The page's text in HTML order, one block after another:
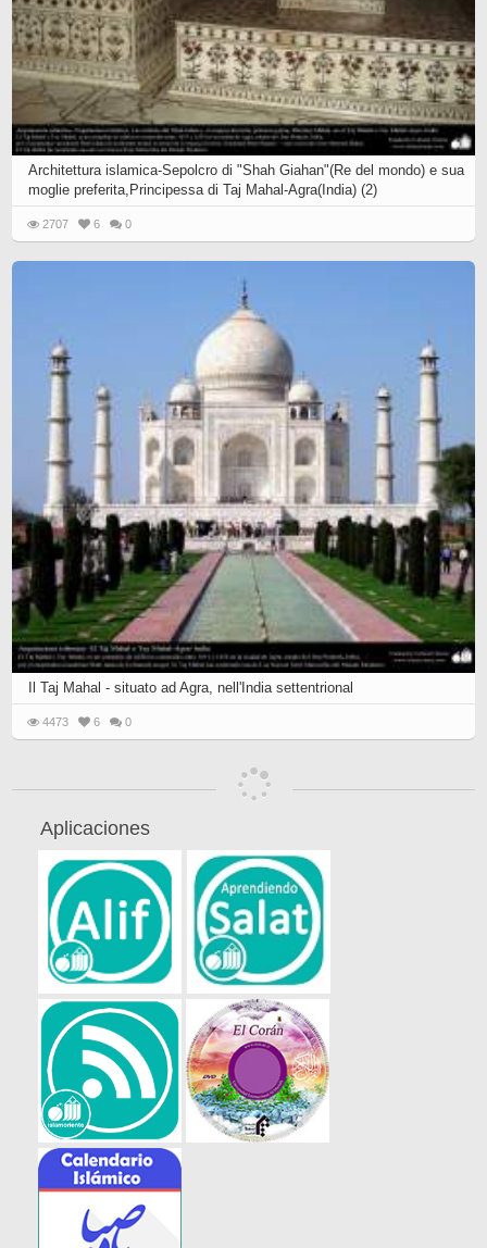
Architettura islamica-Sepolcro di "Shah Giahan"(Re del mondo) e sua
moglie preferita,Principessa di Taj Mahal-Agra(India) (2)
2707 6 0
Il Taj Mahal - situato ad Agra, nell'India settentrional
4473 6 0
Aplicaciones